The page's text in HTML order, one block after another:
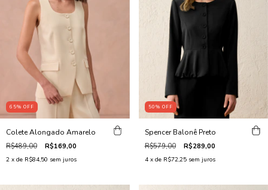
65% OFF
Colete Alongado Amarelo
R$489,00 R$169,00
2 x de R$84,50 sem juros
50% OFF
Spencer Balonê Preto
R$579,00 R$289,00
4 x de R$72,25 sem juros